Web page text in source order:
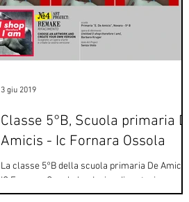
Classe 5°B, Scuola primaria De
Amicis - Ic Fornara Ossola
La classe 5°B della scuola primaria De Amicis -
IC Fornara Ossola ha deciso di partecipare al
contest rielaborando un lavoro di Barbara...
3 giu 2019